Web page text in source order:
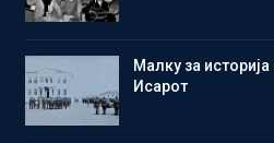
Малку за
Исарот